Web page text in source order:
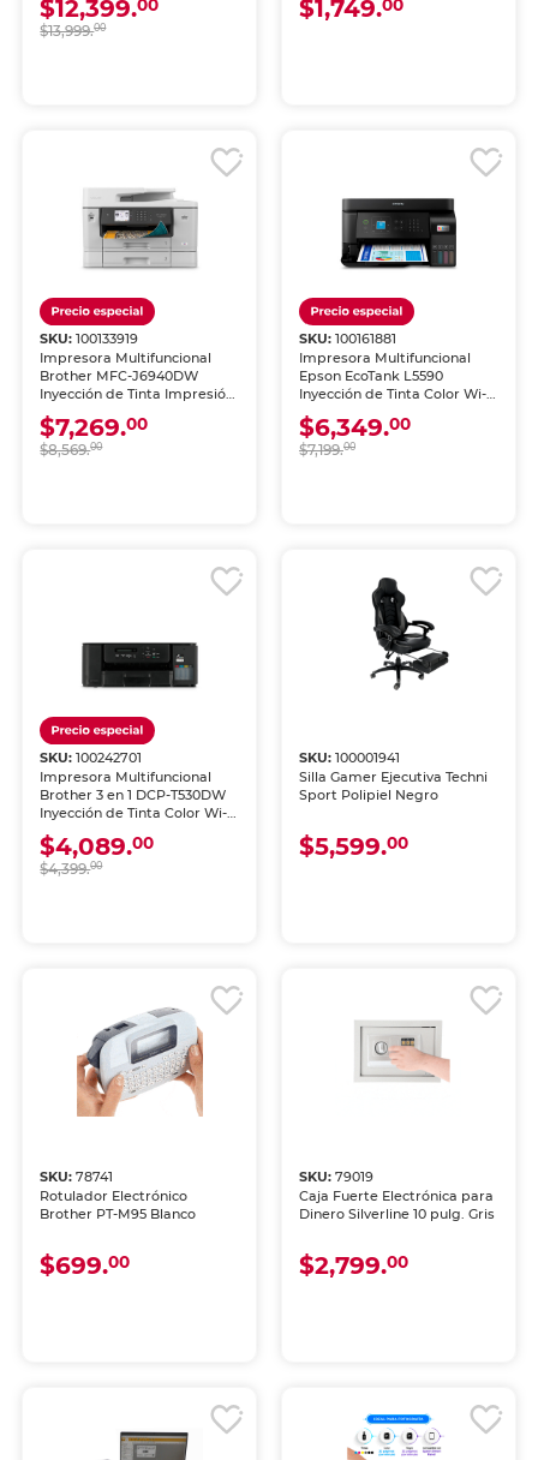
$12,399.00
$13,999.00
$1,749.00
SKU:100133919
Impresora Multifuncional
Brother MFC-J6940DW
Inyección de Tinta Impresión
A3 Doble Carta Color Wi-Fi
$7,269.00
$8,569.00
SKU: 100161881
Impresora Multifuncional
Epson EcoTank L5590
Inyección de Tinta Color Wi-
Fi
$6,349.00
$7,199.00
SKU:100242701
Impresora Multifuncional
Brother 3 en 1 DCP-T530DW
Inyección de Tinta Color Wi-
Fi
$4,089.00
$4,399.00
SKU: 100001941
Silla Gamer Ejecutiva Techni
Sport Polipiel Negro
$5,599.00
SKU:78741
Rotulador Electrónico
Brother PT-M95 Blanco
$699.00
SKU: 79019
Caja Fuerte Electrónica para
Dinero Silverline 10 pulg. Gris
$2,799.00